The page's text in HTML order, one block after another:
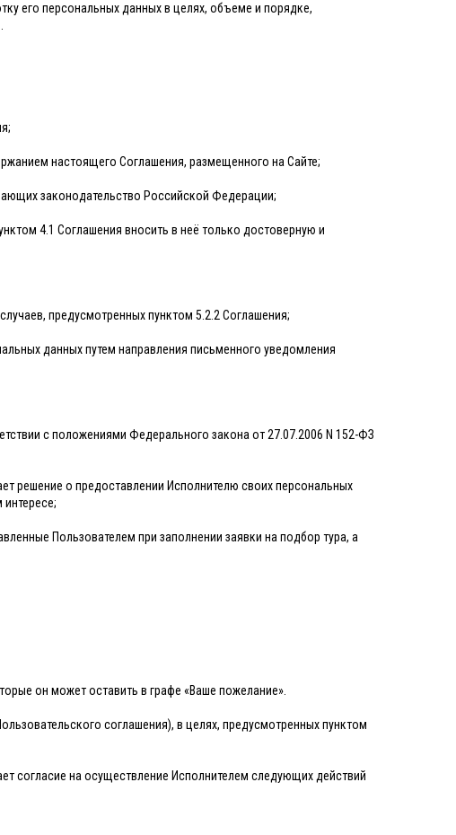
его персональных данных в целях, объеме и порядке,
настоящего Соглашения, размещенного на Сайте;
законодательство Российской Федерации;
4.1 Соглашения вносить в неё только достоверную и
предусмотренных пунктом 5.2.2 Соглашения;
данных путем направления письменного уведомления
с положениями Федерального закона от 27.07.2006 N 152-ФЗ
решение о предоставлении Исполнителю своих персональных
Пользователем при заполнении заявки на подбор тура, а
он может оставить в графе «Ваше пожелание».
соглашения), в целях, предусмотренных пунктом
согласие на осуществление Исполнителем следующих действий